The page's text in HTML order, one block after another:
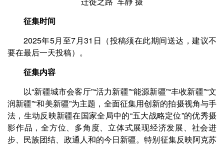
征集时间
2025年5月至7月31日（投稿须在此期间送达，建议不
要在最后一天投稿）。
征集内容
以“新疆城市会客厅”“活力新疆”“能源新疆”“丰收新疆”“文
润新疆”“和美新疆”为主题，全面征集用创新的拍摄视角与手
法，生动反映新疆在国家全局中的“五大战略定位”的优秀摄
影作品，全方位、多角度、立体式展现经济发展、社会进
步、民族团结、政通人和的今日新疆。特别征集反映阿克苏